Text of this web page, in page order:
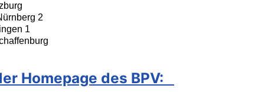
2
1
Homepage des BPV: